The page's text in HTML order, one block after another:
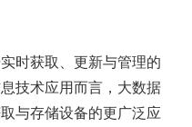
时获取、更新与管理的
技术应用而言，大数据
与存储设备的更广泛应